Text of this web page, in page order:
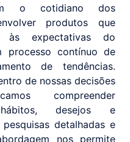
o cotidiano dos
produtos que
às expectativas do
processo contínuo de
de tendências.
de nossas decisões
compreender
desejos e
detalhadas e
nos permite